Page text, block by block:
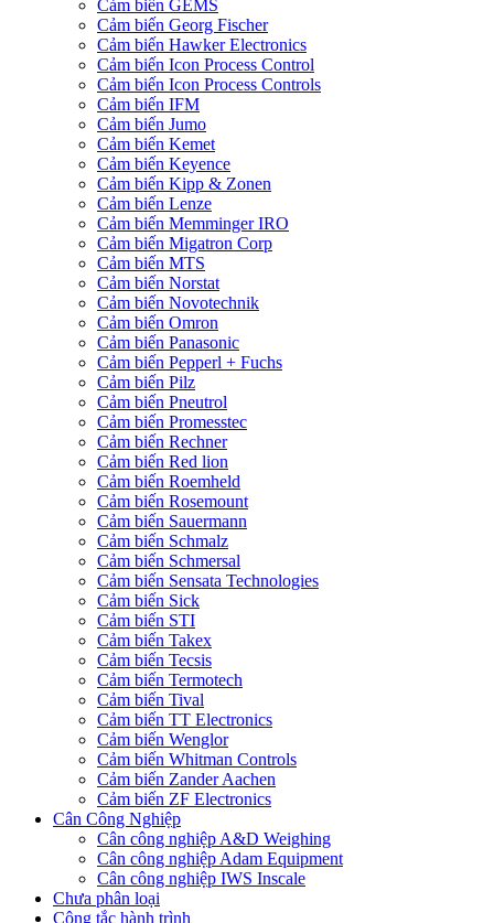
Cảm biến GEMS
Cảm biến Georg Fischer
Cảm biến Hawker Electronics
Cảm biến Icon Process Control
Cảm biến Icon Process Controls
Cảm biến IFM
Cảm biến Jumo
Cảm biến Kemet
Cảm biến Keyence
Cảm biến Kipp & Zonen
Cảm biến Lenze
Cảm biến Memminger IRO
Cảm biến Migatron Corp
Cảm biến MTS
Cảm biến Norstat
Cảm biến Novotechnik
Cảm biến Omron
Cảm biến Panasonic
Cảm biến Pepperl + Fuchs
Cảm biến Pilz
Cảm biến Pneutrol
Cảm biến Promesstec
Cảm biến Rechner
Cảm biến Red lion
Cảm biến Roemheld
Cảm biến Rosemount
Cảm biến Sauermann
Cảm biến Schmalz
Cảm biến Schmersal
Cảm biến Sensata Technologies
Cảm biến Sick
Cảm biến STI
Cảm biến Takex
Cảm biến Tecsis
Cảm biến Termotech
Cảm biến Tival
Cảm biến TT Electronics
Cảm biến Wenglor
Cảm biến Whitman Controls
Cảm biến Zander Aachen
Cảm biến ZF Electronics
Cân Công Nghiệp
Cân công nghiệp A&D Weighing
Cân công nghiệp Adam Equipment
Cân công nghiệp IWS Inscale
Chưa phân loại
Công tắc hành trình